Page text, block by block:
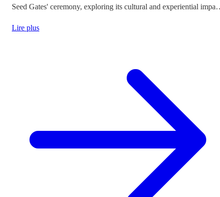
Seed Gates' ceremony, exploring its cultural and experiential
Lire plus